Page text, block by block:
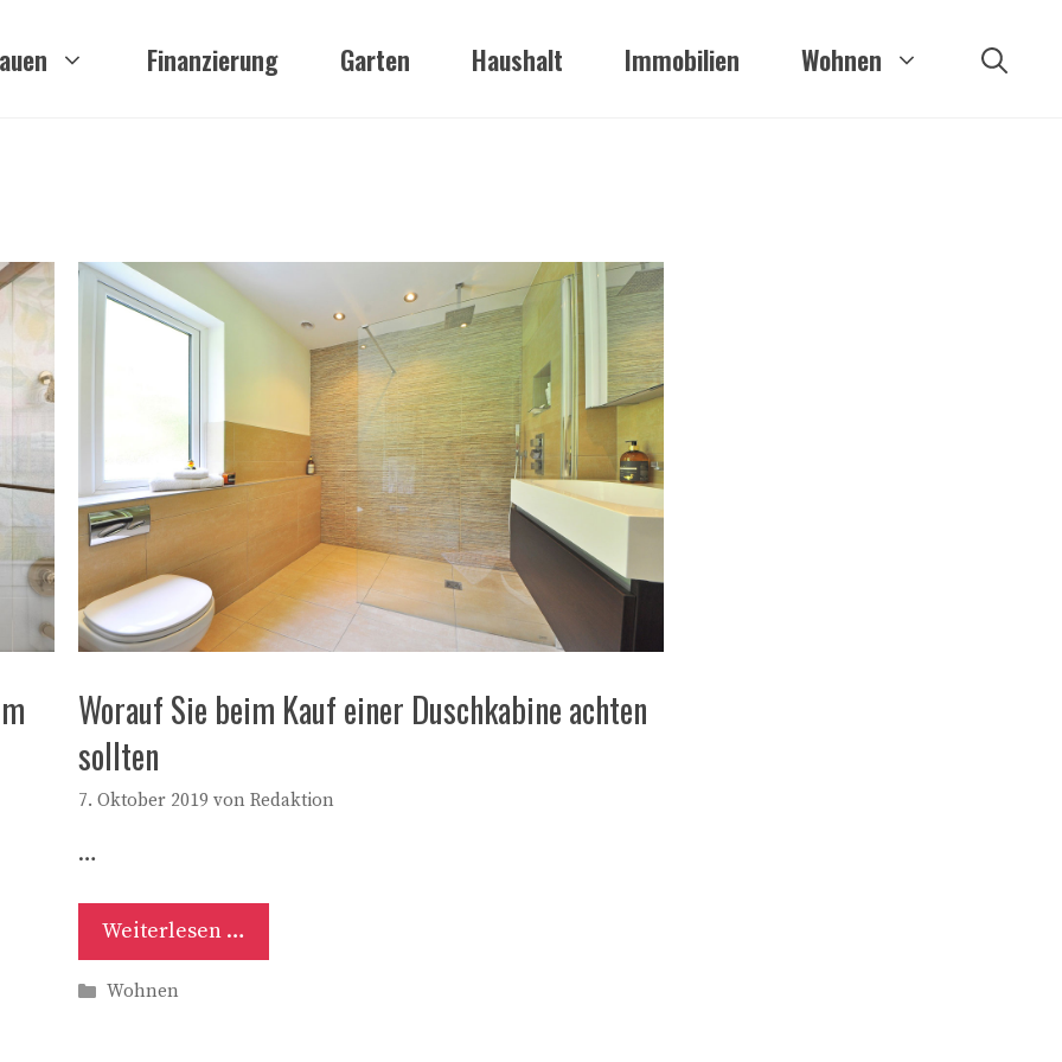
Finanzierung Garten Haushalt Immobilien Wohnen
Worauf Sie beim Kauf einer Duschkabine achten
sollten
7. Oktober 2019 von Redaktion
…
Weiterlesen …
Kategorien
Wohnen